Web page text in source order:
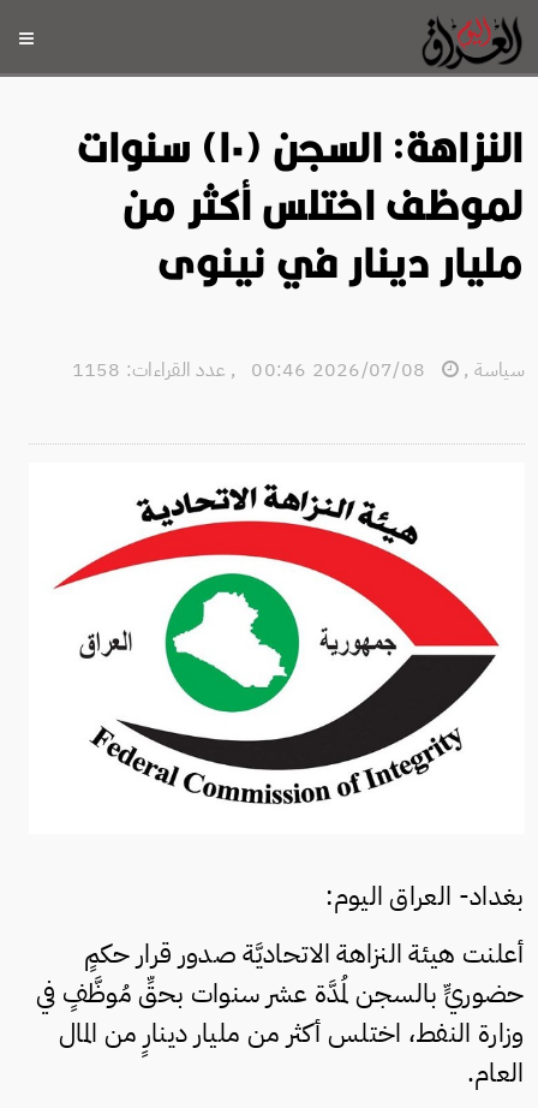
النزاهة: السجن (١٠) سنوات
لموظف اختلس أكثر من
مليار دينار في نينوى
سياسة ,
, عدد القراءات: 1158
بغداد- العراق اليوم:
أعلنت هيئة النزاهة الاتحاديَّة صدور قرار حكمٍ
حضوريٍّ بالسجن لمُدَّة عشر سنوات بحقِّ مُوظَّفٍ في
وزارة النفط، اختلس أكثر من مليار دينارٍ من المال
العام.